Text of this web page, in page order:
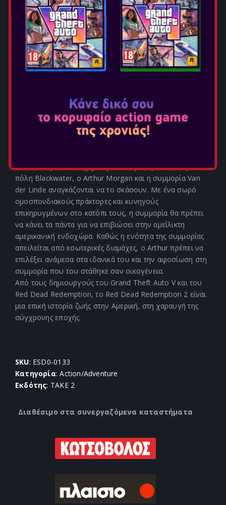
RED DEAD REDEMPTION 2
Ημερομηνία Κυκλοφορίας: Οκτ 26, 2018
Στο λυκόφως της εποχής της άγριας
δύσης οι εκπρόσωποι του νόμου κυνηγούν τις
τελευταίες συμμορίες παρανόμων που έχουν απομείνει.
Μετά από μια αποτυχημένη απόπειρα ληστείας στην
πόλη Blackwater, ο Arthur Morgan και η συμμορία Van
der Linde αναγκάζονται να το σκάσουν. Με ένα σωρό
ομοσπονδιακούς πράκτορες και κυνηγούς
επικηρυγμένων στο κατόπι τους, η συμμορία θα πρέπει
να κάνει τα πάντα για να επιβιώσει στην αμείλικτη
αμερικανική ενδοχώρα. Καθώς η ενότητα της συμμορίας
απειλείται από εσωτερικές διαμάχες, ο Arthur πρέπει να
επιλέξει ανάμεσα στα ιδανικά του και την αφοσίωση στη
συμμορία που του στάθηκε σαν οικογένεια.
Από τους δημιουργούς του Grand Theft Auto V και του
Red Dead Redemption, το Red Dead Redemption 2 είναι
μια επική ιστορία ζωής στην Αμερική, στη χαραυγή της
σύγχρονης εποχής.
SKU: ESD0-0133
Κατηγορία: Action/Adventure
Εκδότης: TAKE 2
Διαθέσιμο στα συνεργαζόμενα καταστήματα